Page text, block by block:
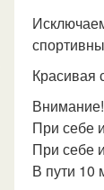
Красивая
При себе
При себе
В пути 10